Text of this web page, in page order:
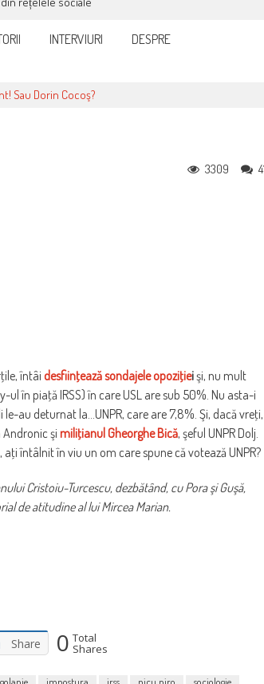
INTERVIURI DESPRE
Sau Dorin Cocoş?
3309
întâidesfiinţează sondajele opoziţieişi, nu mult
în piaţă IRSS) în care USL are sub 50%. Nu asta-i
au deturnat la…UNPR, care are 7,8%. Şi, dacă vreţi,
Andronic şi miliţianul Gheorghe Bică, şeful UNPR Dolj.
întâlnit în viu un om care spune că votează UNPR?
Cristoiu-Turcescu, dezbătând, cu Pora şi Guşă,
de atitudine al lui Mircea Marian.
Share 0 Total
Shares